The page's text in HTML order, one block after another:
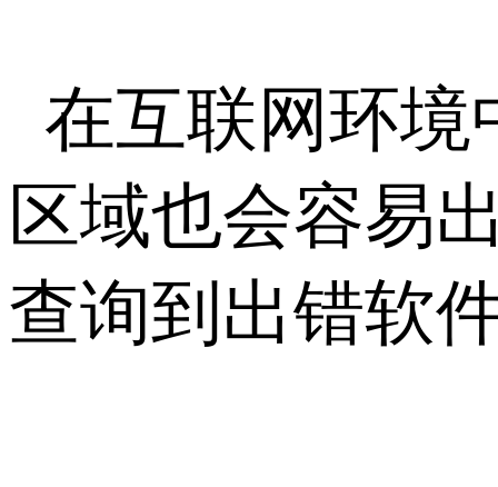
在互联网环境
区域也会容易
查询到出错软